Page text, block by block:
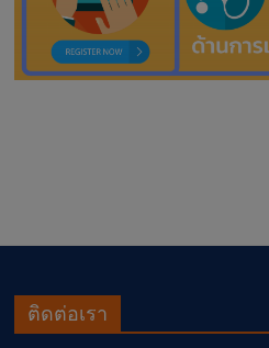
ติดต่อเรา